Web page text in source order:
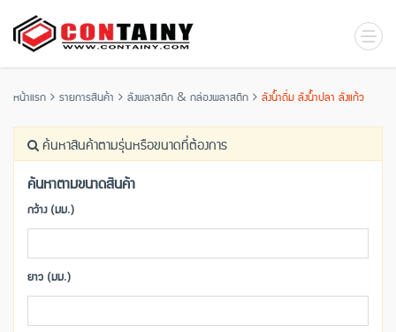
หน้าแรก รายการสินค้า ลังพลาสติก & กล่องพลาสติก ลังน้ำดื่ม ลังน้ำปลา ลังแก้ว
ค้นหาสินค้าตามรุ่นหรือขนาดที่ต้องการ
ค้นหาตามขนาดสินค้า
กว้าง (มม.)
ยาว (มม.)